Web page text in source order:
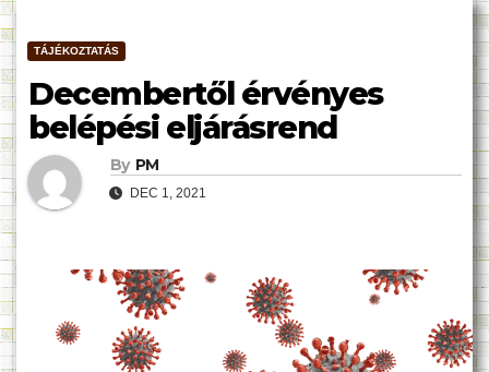
TÁJÉKOZTATÁS
Decembertől érvényes
belépési eljárásrend
By PM
DEC 1, 2021